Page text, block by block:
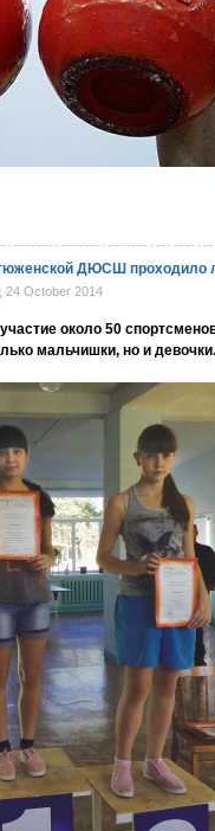
ДЮСШ
24 October 2014
около 50
мальчишки, но и девочки.